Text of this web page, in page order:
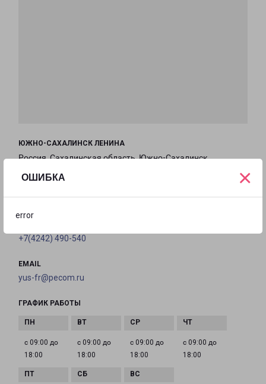
ОШИБКА
error
×
ЮЖНО-САХАЛИНСК ЛЕНИНА
Россия, Сахалинская область, Южно-Сахалинск,
улица Ленина, 474А
на карте
+7(4242) 490-540
EMAIL
yus-fr@pecom.ru
ГРАФИК РАБОТЫ
с 09:00 до
18:00
с 09:00 до
18:00
с 09:00 до
18:00
с 09:00 до
18:00